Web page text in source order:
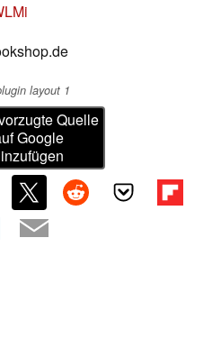
layout 1
Quelle
Google